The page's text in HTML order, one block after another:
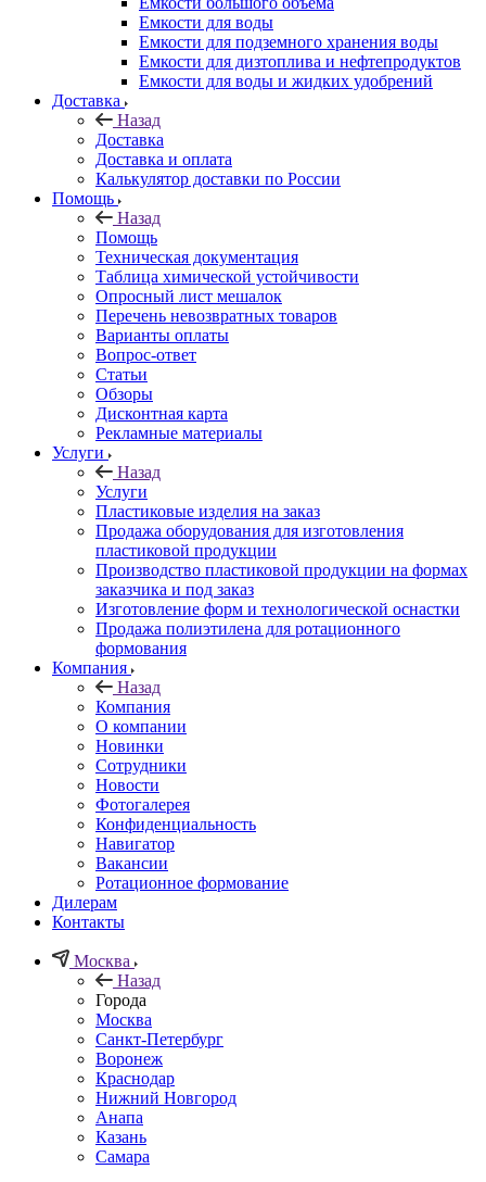
Емкости для воды
Емкости для подземного хранения воды
Емкости для дизтоплива и нефтепродуктов
Емкости для воды и жидких удобрений
Доставка
Назад
Доставка
Доставка и оплата
Калькулятор доставки по России
Помощь
Назад
Помощь
Техническая документация
Таблица химической устойчивости
Опросный лист мешалок
Перечень невозвратных товаров
Варианты оплаты
Вопрос-ответ
Статьи
Обзоры
Дисконтная карта
Рекламные материалы
Услуги
Назад
Услуги
Пластиковые изделия на заказ
Продажа оборудования для изготовления
пластиковой продукции
Производство пластиковой продукции на формах
заказчика и под заказ
Изготовление форм и технологической оснастки
Продажа полиэтилена для ротационного
формования
Компания
Назад
Компания
О компании
Новинки
Сотрудники
Новости
Фотогалерея
Конфиденциальность
Навигатор
Вакансии
Ротационное формование
Дилерам
Контакты
Москва
Назад
Города
Москва
Санкт-Петербург
Воронеж
Краснодар
Нижний Новгород
Анапа
Казань
Самара